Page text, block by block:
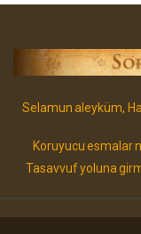
Selamun aleyküm,
Koruyucu esmalar
Tasavvuf yoluna